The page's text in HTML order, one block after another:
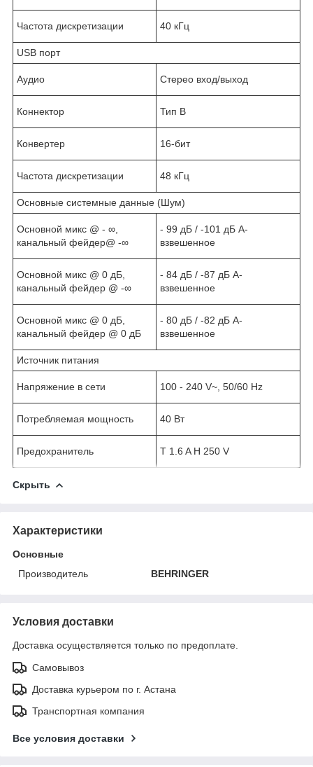
Частота дискретизации 40 кГц
USB порт
Аудио Стерео вход/выход
Коннектор Тип B
Конвертер 16-бит
Частота дискретизации 48 кГц
Основные системные данные (Шум)
Основной микс @ - ∞,
канальный фейдер@ -∞
- 99 дБ / -101 дБ А-
взвешенное
Основной микс @ 0 дБ,
канальный фейдер @ -∞
- 84 дБ / -87 дБ А-
взвешенное
Основной микс @ 0 дБ,
канальный фейдер @ 0 дБ
- 80 дБ / -82 дБ А-
взвешенное
Источник питания
Напряжение в сети 100 - 240 V~, 50/60 Hz
Потребляемая мощность 40 Вт
Предохранитель T 1.6 A H 250 V
Скрыть
Характеристики
Основные
Производитель
BEHRINGER
Условия доставки
Доставка осуществляется только по предоплате.
Самовывоз
Доставка курьером по г. Астана
Транспортная компания
Все условия доставки